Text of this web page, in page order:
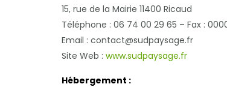
15, rue de la Mairie 11400 Ricaud
Téléphone : 06 74 00 29 65 – Fax :
Email : contact@sudpaysage.fr
Site Web : www.sudpaysage.fr
Hébergement :